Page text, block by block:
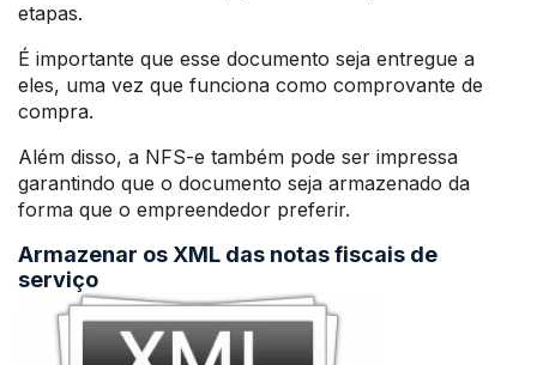
etapas.
É importante que esse documento seja entregue a
eles, uma vez que funciona como comprovante de
compra.
Além disso, a NFS-e também pode ser impressa
garantindo que o documento seja armazenado da
forma que o empreendedor preferir.
Armazenar os XML das notas fiscais de
serviço